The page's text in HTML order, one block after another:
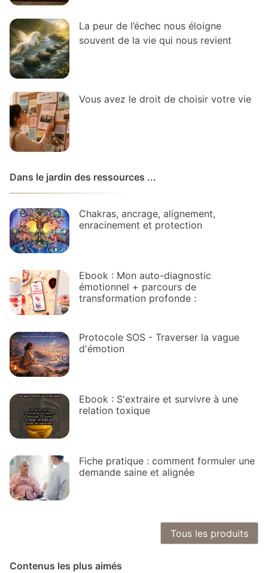
La peur de l’échec nous éloigne
souvent de la vie qui nous revient
Vous avez le droit de choisir votre vie
Dans le jardin des ressources ...
Chakras, ancrage, alignement,
enracinement et protection
Ebook : Mon auto-diagnostic
émotionnel + parcours de
transformation profonde :
Protocole SOS - Traverser la vague
d'émotion
Ebook : S'extraire et survivre à une
relation toxique
Fiche pratique : comment formuler une
demande saine et alignée
Tous les produits
Contenus les plus aimés